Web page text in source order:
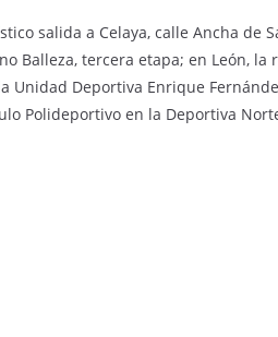
salida a Celaya, calle Ancha de
Balleza, tercera etapa; en León, la
Unidad Deportiva Enrique
Polideportivo en la Deportiva